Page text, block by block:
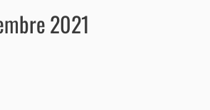
2021